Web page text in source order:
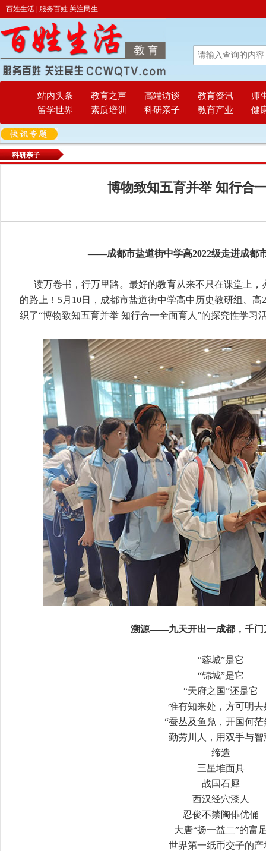
百姓生活 | 服务百姓 关注民生
站内头条 教育之声 高端访谈 教育资讯
师
留学世界
素质培训 科研亲子 教育产业 健
科研亲子
博物致知五育并举 知行合
——成都市盐道街中学高2022级走进成都
读万卷书，行万里路。最好的教育从来不只在课堂上
的路上！5月10日，成都市盐道街中学高中历史教研组、
织了“博物致知五育并举 知行合一全面育人”的探究性学习
溯源——九天开出一成都，千门
“蓉城”是它
“锦城”是它
“天府之国”还是它
惟有知来处，方可明去
“蚕丛及鱼凫，开国何茫
勤劳川人，用双手与智
缔造
三星堆面具
战国石犀
西汉经穴漆人
忍俊不禁陶俳优俑
大唐“扬一益二”的富
世界第一纸币交子的产